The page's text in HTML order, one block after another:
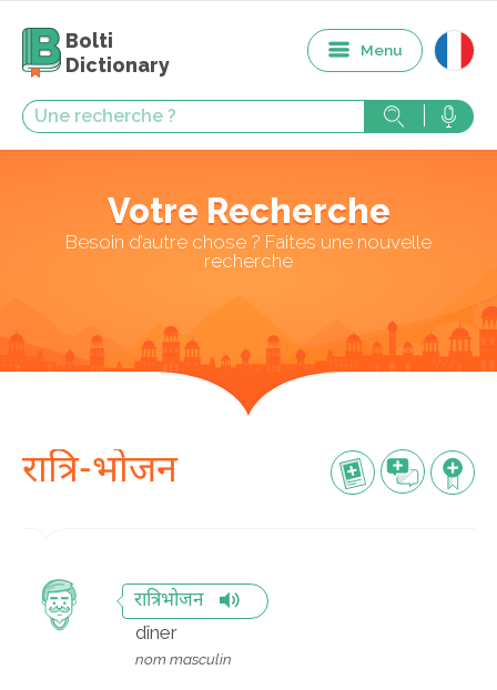
Bolti
Dictionary
Menu
Votre Recherche
Besoin d’autre chose ? Faites une nouvelle
recherche
रात्रि-भोजन
रात्रिभोजन
dîner
nom masculin